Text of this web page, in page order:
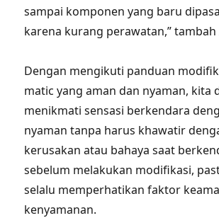
sampai komponen yang baru
karena kurang perawatan,” tambah
Dengan mengikuti panduan
matic yang aman dan nyaman, kita
menikmati sensasi berkendara
nyaman tanpa harus khawatir
kerusakan atau bahaya saat
sebelum melakukan modifikasi,
selalu memperhatikan faktor
kenyamanan.